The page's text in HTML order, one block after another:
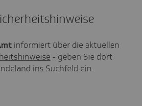
informiert über die aktuellen
- geben Sie dort
ins Suchfeld ein.